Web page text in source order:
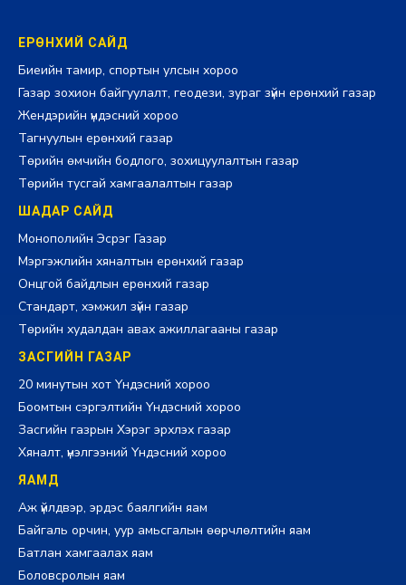
ЕРӨНХИЙ САЙД
Биеийн тамир, спортын улсын хороо
Газар зохион байгуулалт, геодези, зураг зүйн ерөнхий газар
Жендэрийн үндэсний хороо
Тагнуулын ерөнхий газар
Төрийн өмчийн бодлого, зохицуулалтын газар
Төрийн тусгай хамгаалалтын газар
ШАДАР САЙД
Монополийн Эсрэг Газар
Мэргэжлийн хяналтын ерөнхий газар
Онцгой байдлын ерөнхий газар
Стандарт, хэмжил зүйн газар
Төрийн худалдан авах ажиллагааны газар
ЗАСГИЙН ГАЗАР
20 минутын хот Үндэсний хороо
Боомтын сэргэлтийн Үндэсний хороо
Засгийн газрын Хэрэг эрхлэх газар
Хяналт, үнэлгээний Үндэсний хороо
ЯАМД
Аж үйлдвэр, эрдэс баялгийн яам
Байгаль орчин, уур амьсгалын өөрчлөлтийн яам
Батлан хамгаалах яам
Боловсролын яам